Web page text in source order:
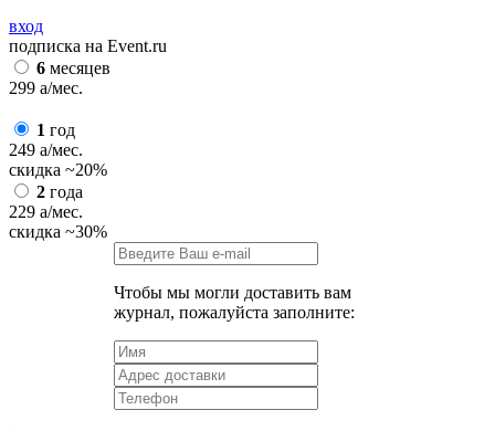
вход
подписка на Event.ru
6 месяцев
299 a/мес.
1 год
249 a/мес.
скидка ~20%
2 года
229 a/мес.
скидка ~30%
Чтобы мы могли доставить вам
журнал, пожалуйста заполните: